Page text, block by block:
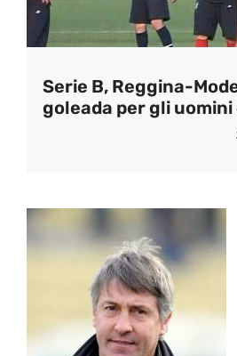
Serie B, Reggina-
goleada per gli uomini